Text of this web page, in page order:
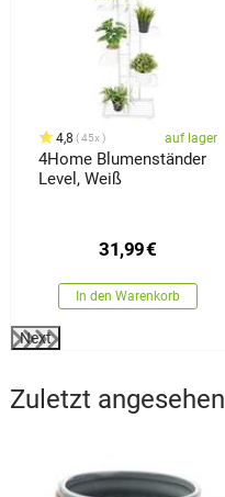
4,8 45x auf lager
4Home Blumenständer
Level, Weiß
31,99€
In den Warenkorb
Next
Zuletzt angesehen